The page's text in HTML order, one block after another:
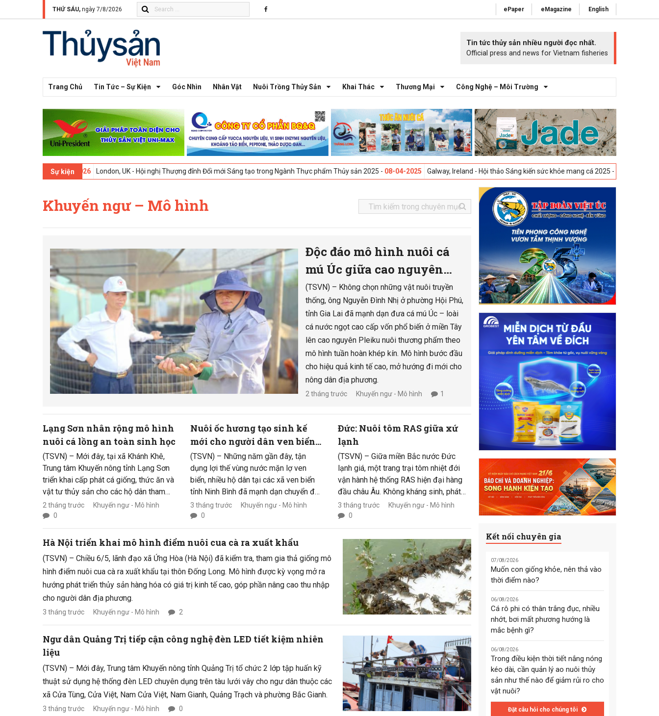
THỨ SÁU, ngày 7/8/2026 ePaper eMagazine English
Tin tức thủy sản nhiều người đọc nhất.
Official press and news for Vietnam fisheries
Trang Chủ Tin Tức – Sự Kiện Góc Nhìn Nhân Vật Nuôi Trồng Thủy Sản Khai Thác Thương Mại Công Nghệ – Môi Trường
Sự kiện
London, UK - Hội nghị Thượng đỉnh Đổi mới Sáng tạo trong Ngành Thực phẩm Thủy sản 2025 -08-04-2025 Galway, Ireland - Hội thảo Sáng kiến sức khỏe mang cá 2025 -23-04-2025
Khuyến ngư – Mô hình
Độc đáo mô hình nuôi cá
mú Úc giữa cao nguyên
Gia Lai
(TSVN) – Không chọn những vật nuôi truyền
thống, ông Nguyễn Đình Nhị ở phường Hội Phú,
tỉnh Gia Lai đã mạnh dạn đưa cá mú Úc – loài
cá nước ngọt cao cấp vốn phổ biến ở miền Tây
lên cao nguyên Pleiku nuôi thương phẩm theo
mô hình tuần hoàn khép kín. Mô hình bước đầu
cho hiệu quả kinh tế cao, mở hướng đi mới cho
nông dân địa phương.
2 tháng trước Khuyến ngư - Mô hình 1
Lạng Sơn nhân rộng mô hình
nuôi cá lồng an toàn sinh học
(TSVN) – Mới đây, tại xã Khánh Khê,
Trung tâm Khuyến nông tỉnh Lạng Sơn
triển khai cấp phát cá giống, thức ăn và
vật tư thủy sản cho các hộ dân tham
gia mô hình phát triển nuôi cá lồng an
toàn sinh học, góp phần khai thác hiệu
quả tiềm năng mặt nước lòng hồ thủy
điện và nâng cao thu nhập cho người
dân địa phương.
2 tháng trước
Khuyến ngư - Mô hình
0
Nuôi ốc hương tạo sinh kế
mới cho người dân ven biển
Ninh Bình
(TSVN) – Những năm gần đây, tận
dụng lợi thế vùng nước mặn lợ ven
biển, nhiều hộ dân tại các xã ven biển
tỉnh Ninh Bình đã mạnh dạn chuyển đổi
từ nuôi tôm và các đối tượng thủy sản
truyền thống sang nuôi ốc hương
thương phẩm theo hướng thâm canh,
ứng dụng kỹ thuật mới. Mô hình này
cực, mở ra dư địa phát triển mới cho
kinh tế biển địa phương.
3 tháng trước
Khuyến ngư - Mô hình
0
Đức: Nuôi tôm RAS giữa xứ
lạnh
(TSVN) – Giữa miền Bắc nước Đức
lạnh giá, một trang trại tôm nhiệt đới
vận hành hệ thống RAS hiện đại hàng
đầu châu Âu. Không kháng sinh, phát
thải gần bằng 0 và tự động hóa cao,
HanseGarnelen đang định vị tôm Đức
như lựa chọn nội địa đủ sức cạnh tranh
với hàng nhập khẩu.
3 tháng trước
Khuyến ngư - Mô hình
0
Hà Nội triển khai mô hình điểm nuôi cua cà ra xuất khẩu
(TSVN) – Chiều 6/5, lãnh đạo xã Ứng Hòa (Hà Nội) đã kiểm tra, tham gia thả giống mô
hình điểm nuôi cua cà ra xuất khẩu tại thôn Đống Long. Mô hình được kỳ vọng mở ra
hướng phát triển thủy sản hàng hóa có giá trị kinh tế cao, góp phần nâng cao thu nhập
cho người dân địa phương.
3 tháng trước Khuyến ngư - Mô hình 2
Ngư dân Quảng Trị tiếp cận công nghệ đèn LED tiết kiệm nhiên
liệu
(TSVN) – Mới đây, Trung tâm Khuyến nông tỉnh Quảng Trị tổ chức 2 lớp tập huấn kỹ
thuật sử dụng hệ thống đèn LED chuyên dụng trên tàu lưới vây cho ngư dân thuộc các
xã Cửa Tùng, Cửa Việt, Nam Cửa Việt, Nam Gianh, Quảng Trạch và phường Bắc Gianh.
3 tháng trước Khuyến ngư - Mô hình 0
Kết nối chuyên gia
07/08/2026
Muốn con giống khỏe, nên thả vào
thời điểm nào?
06/08/2026
Cá rô phi có thân trắng đục, nhiều
nhớt, bơi mất phương hướng là
mắc bệnh gì?
06/08/2026
Trong điều kiện thời tiết nắng nóng
kéo dài, cần quản lý ao nuôi thủy
sản như thế nào để giảm rủi ro cho
vật nuôi?
Đặt câu hỏi cho chúng tôi